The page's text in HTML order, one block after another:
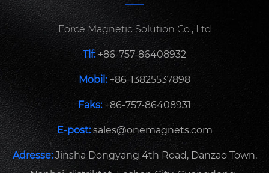
Force Magnetic Solution Co., Ltd
Tlf:+86-757-86408932
Mobil: +86-13825537898
Faks: +86-757-86408931
E-post:sales@onemagnets.com
Adresse:Jinsha Dongyang 4th Road, Danzao Town,